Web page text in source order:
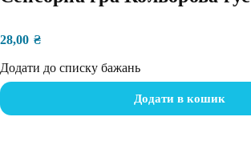
28,00 ₴
Додати до списку бажань
Додати в кошик